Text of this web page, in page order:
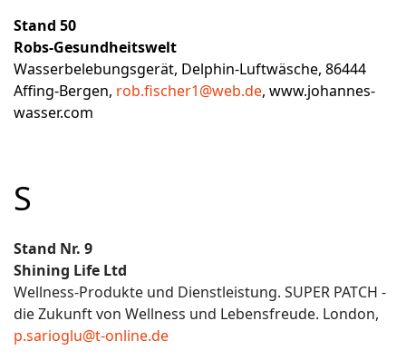
Stand 50
Robs-Gesundheitswelt
Wasserbelebungsgerät, Delphin-Luftwäsche, 86444
Affing-Bergen, rob.fischer1@web.de, www.johannes-
wasser.com
S
Stand Nr. 9
Shining Life Ltd
Wellness-Produkte und Dienstleistung. SUPER PATCH -
die Zukunft von Wellness und Lebensfreude. London,
p.sarioglu@t-online.de